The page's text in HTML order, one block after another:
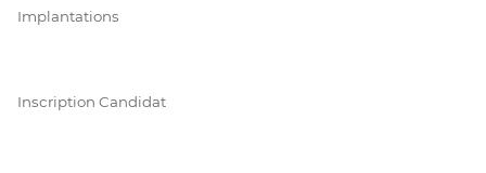
Implantations
Inscription Candidat